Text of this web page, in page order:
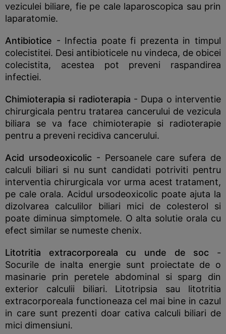
veziculei biliare, fie pe cale laparoscopica sau prin
laparatomie.
Antibiotice - Infectia poate fi prezenta in timpul
colecistitei. Desi antibioticele nu vindeca, de obicei
colecistita, acestea pot preveni raspandirea
infectiei.
Chimioterapia si radioterapia - Dupa o interventie
chirurgicala pentru tratarea cancerului de vezicula
biliara se va face chimioterapie si radioterapie
pentru a preveni recidiva cancerului.
Acid ursodeoxicolic- Persoanele care sufera de
calculi biliari si nu sunt candidati potriviti pentru
interventia chirurgicala vor urma acest tratament,
pe cale orala. Acidul ursodeoxicolic poate ajuta la
dizolvarea calculilor biliari mici de colesterol si
poate diminua simptomele. O alta solutie orala cu
efect similar se numeste chenix.
Litotritia extracorporeala cu unde de soc -
Socurile de inalta energie sunt proiectate de o
masinarie prin peretele abdominal si sparg din
exterior calculii biliari. Litotripsia sau litotritia
extracorporeala functioneaza cel mai bine in cazul
in care sunt prezenti doar cativa calculi biliari de
mici dimensiuni.